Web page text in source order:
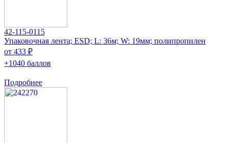
42-115-0115
Упаковочная лента; ESD; L: 36м; W: 19мм; полипропилен
от 433 ₽
+1040 баллов
Подробнее